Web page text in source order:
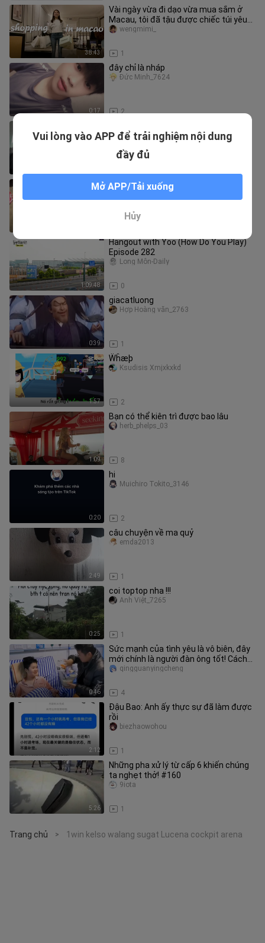
38:43
Vài ngày vừa đi dạo vừa mua sắm ở
Macau, tôi đã tậu được chiếc túi yêu
thích nhất | Kỳ cuối năm 2020
1
wengmimi_
0:17
đây chỉ là nháp
2
Đức Minh_7624
Episode 280
Người bất hiếu nhất trong làng trông
1:09:48
Hangout with Yoo (How Do You Play)
Episode 282
0
Long Môn-Daily
0:39
giacatluong
1
Hợp Hoàng văn_2763
1:57
Ẅĥæþ
2
Ksudisis Xmjxkxkd
1:09
Bạn có thể kiên trì được bao lâu
8
herb_phelps_03
0:20
hi
2
Muichiro Tokito_3146
2:49
câu chuyện về ma quỷ
1
emda2013
0:25
coi toptop nha !!!
1
Anh Việt_7265
0:46
Sức mạnh của tình yêu là vô biên, đây
mới chính là người đàn ông tốt! Cách
đây 4 năm, vợ mắc bệnh tr
4
qingguanyingcheng
2:12
Đậu Bao: Anh ấy thực sự đã làm được
rồi
1
biezhaowohou
5:26
Những pha xử lý từ cấp 6 khiến chúng
ta nghẹt thở! #160
1
9iota
Trang chủ > 1win kelso walang sugat Lucena cockpit arena
Vui lòng vào APP để trải nghiệm nội dung
đầy đủ
Mở APP/Tải xuống
Hủy